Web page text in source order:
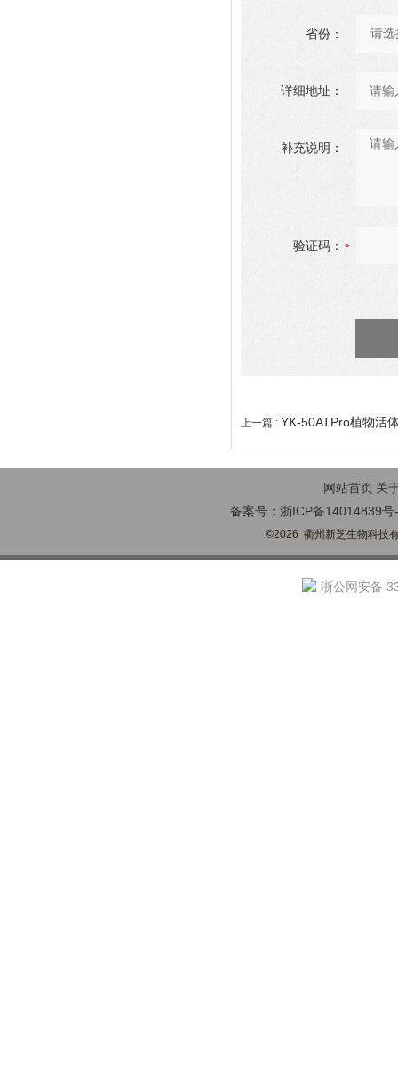
省份：
详细地址：
补充说明：
验证码：
上一篇 : YK-50ATPro植物活
网站首页 关
备案号：浙ICP备14014839号
©2026 衢州新芝生物科技
浙公网安备